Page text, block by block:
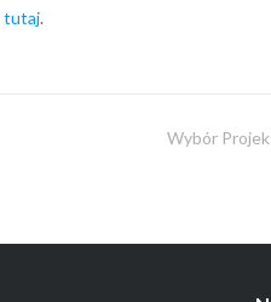
tutaj.
Wybór